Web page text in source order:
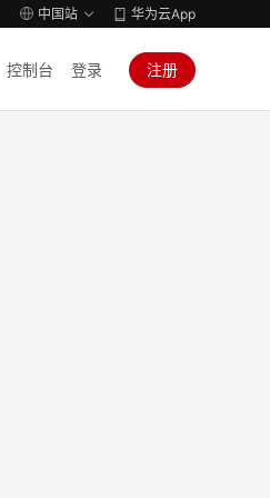
中国站 华为云App
控制台 登录 注册